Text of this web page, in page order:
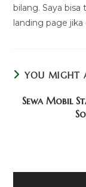
bilang. Saya bisa
landing page jika
YOU MIGHT
Sewa Mobil